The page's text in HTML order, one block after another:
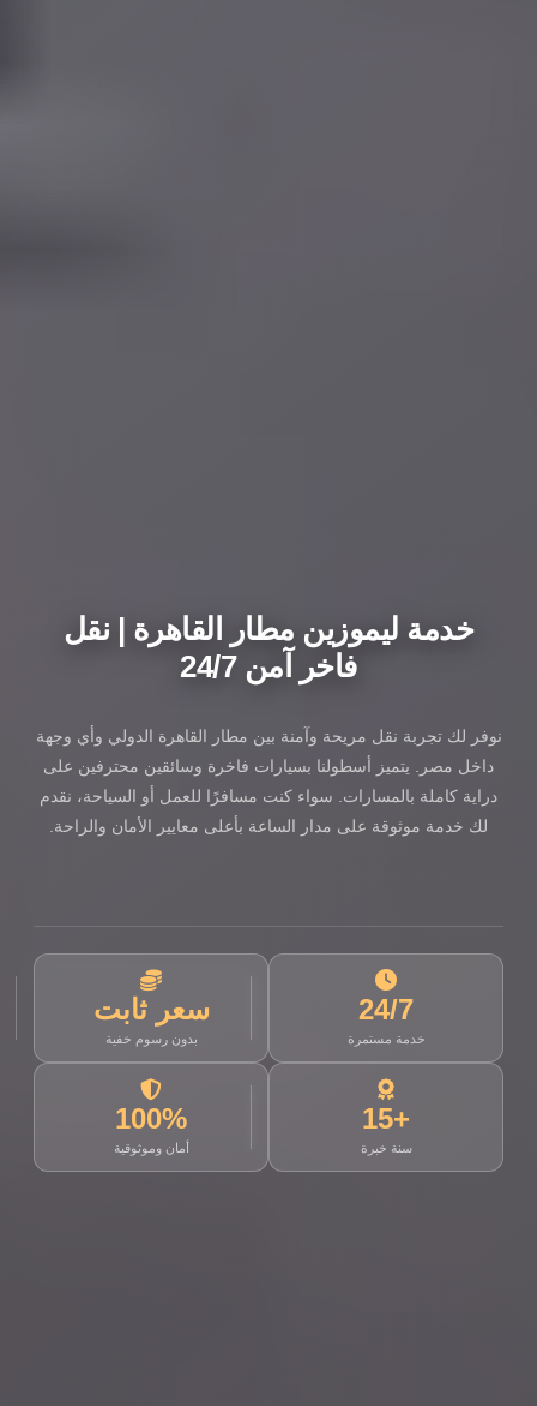
خدمة ليموزين مطار القاهرة | نقل
فاخر آمن 24/7
نوفر لك تجربة نقل مريحة وآمنة بين مطار القاهرة الدولي وأي وجهة
داخل مصر. يتميز أسطولنا بسيارات فاخرة وسائقين محترفين على
دراية كاملة بالمسارات. سواء كنت مسافرًا للعمل أو السياحة، نقدم
لك خدمة موثوقة على مدار الساعة بأعلى معايير الأمان والراحة.
24/7
خدمة مستمرة
سعر ثابت
بدون رسوم خفية
+15
سنة خبرة
100%
أمان وموثوقية